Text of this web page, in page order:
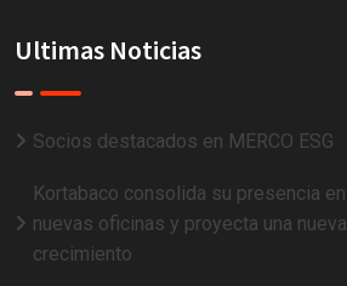
Ultimas Noticias
Socios destacados en MERCO ESG
Kortabaco consolida su presencia
nuevas oficinas y proyecta una
crecimiento